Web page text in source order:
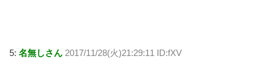
5: 名無しさん 2017/11/28(火)21:29:11 ID:fXV